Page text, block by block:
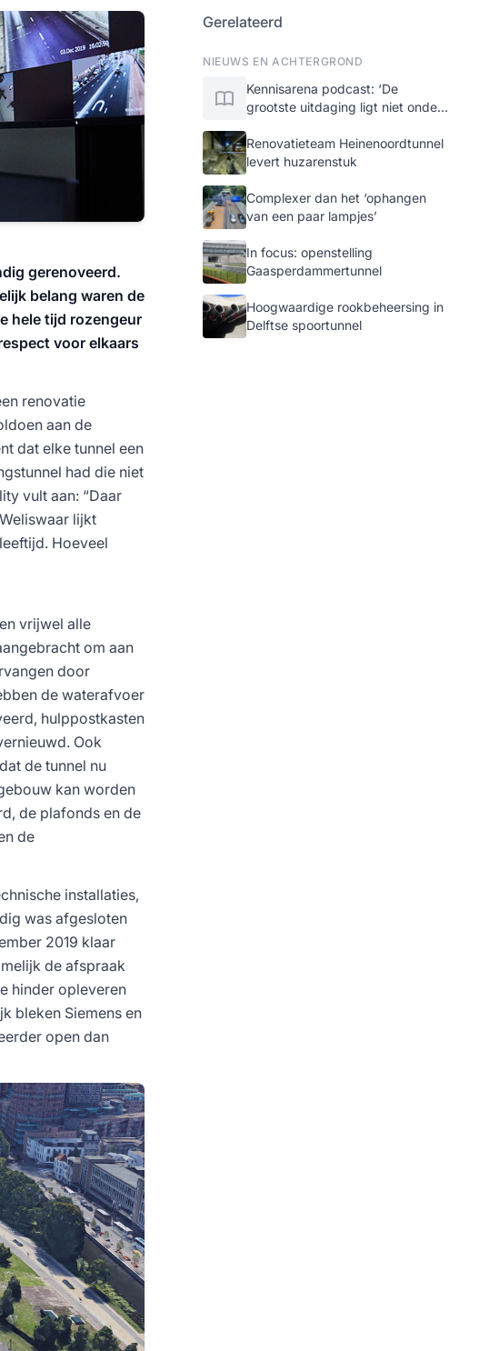
gerenoveerd.
belang waren de
hele tijd rozengeur
voor elkaars
renovatie
aan de
dat elke tunnel een
had die niet
vult aan: “Daar
lijkt
Hoeveel
vrijwel alle
om aan
door
de waterafvoer
hulppostkasten
Ook
de tunnel nu
kan worden
de plafonds en de
de
installaties,
was afgesloten
2019 klaar
de afspraak
hinder opleveren
bleken Siemens en
open dan
Gerelateerd
NIEUWS EN ACHTERGROND
Kennisarena podcast: ‘De
grootste uitdaging ligt niet onder
Renovatieteam Heinenoordtunnel
levert huzarenstuk
Complexer dan het ‘ophangen
van een paar lampjes’
In focus: openstelling
Gaasperdammertunnel
Hoogwaardige rookbeheersing in
Delftse spoortunnel